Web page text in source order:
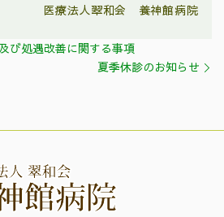
医療法人翠和会 養神館病院
び処遇改善に関する事項
夏季休診のお知らせ